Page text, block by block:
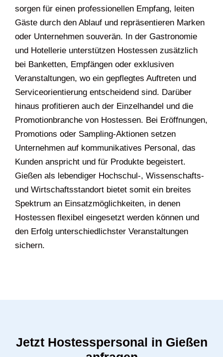
sorgen für einen professionellen Empfang, leiten
Gäste durch den Ablauf und repräsentieren Marken
oder Unternehmen souverän. In der Gastronomie
und Hotellerie unterstützen Hostessen zusätzlich
bei Banketten, Empfängen oder exklusiven
Veranstaltungen, wo ein gepflegtes Auftreten und
Serviceorientierung entscheidend sind. Darüber
hinaus profitieren auch der Einzelhandel und die
Promotionbranche von Hostessen. Bei Eröffnungen,
Promotions oder Sampling-Aktionen setzen
Unternehmen auf kommunikatives Personal, das
Kunden anspricht und für Produkte begeistert.
Gießen als lebendiger Hochschul-, Wissenschafts-
und Wirtschaftsstandort bietet somit ein breites
Spektrum an Einsatzmöglichkeiten, in denen
Hostessen flexibel eingesetzt werden können und
den Erfolg unterschiedlichster Veranstaltungen
sichern.
Jetzt Hostesspersonal in Gießen